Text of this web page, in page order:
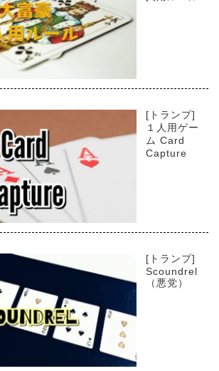
[トランプ]
１人用ゲー
ム Card
Capture
[トランプ]
Scoundrel
（悪党）